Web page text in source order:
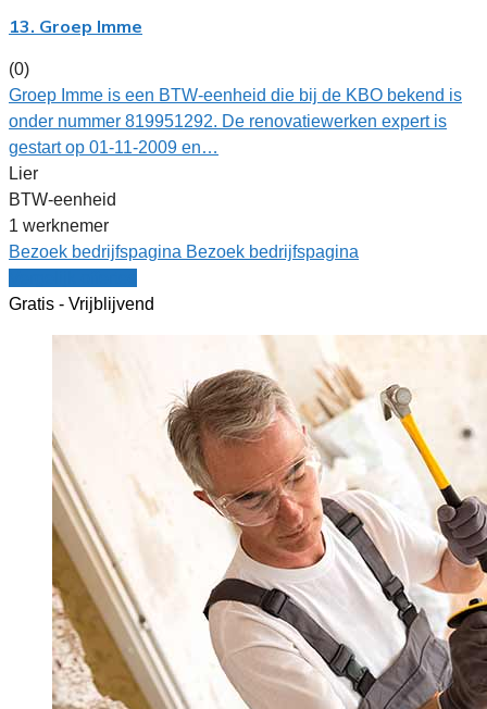
13. Groep Imme
(0)
Groep Imme is een BTW-eenheid die bij de KBO bekend is
onder nummer 819951292. De renovatiewerken expert is
gestart op 01-11-2009 en…
Lier
BTW-eenheid
1 werknemer
Bezoek bedrijfspagina Bezoek bedrijfspagina
Gratis - Vrijblijvend